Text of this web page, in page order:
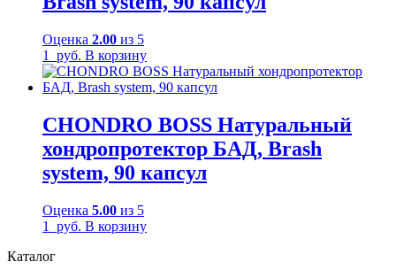
Оценка 2.00 из 5
1
руб. В корзину
CHONDRO BOSS Натуральный
хондропротектор БАД, Brash
system, 90 капсул
Оценка 5.00 из 5
1
руб. В корзину
Каталог